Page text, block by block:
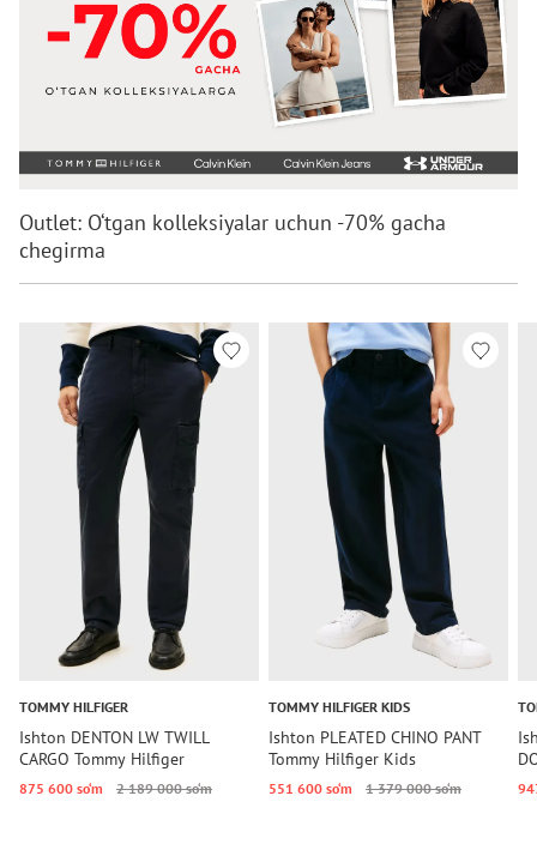
Outlet: O‘tgan kolleksiyalar uchun -70% gacha
chegirma
TOMMY HILFIGER
Ishton DENTON LW TWILL
CARGO Tommy Hilfiger
875 600 so‘m 2 189 000 so‘m
TOMMY HILFIGER KIDS
Ishton PLEATED CHINO PANT
Tommy Hilfiger Kids
551 600 so‘m 1 379 000 so‘m